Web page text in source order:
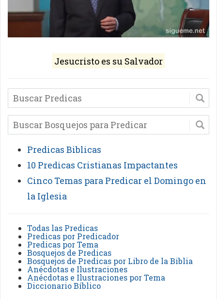
Jesucristo es su Salvador
Predicas Biblicas
10 Predicas Cristianas Impactantes
Cinco Temas para Predicar el Domingo en
la Iglesia
Todas las Predicas
Predicas por Predicador
Predicas por Tema
Bosquejos de Predicas
Bosquejos de Predicas por Libro de la Biblia
Anécdotas e Ilustraciones
Anécdotas e Ilustraciones por Tema
Diccionario Bíblico